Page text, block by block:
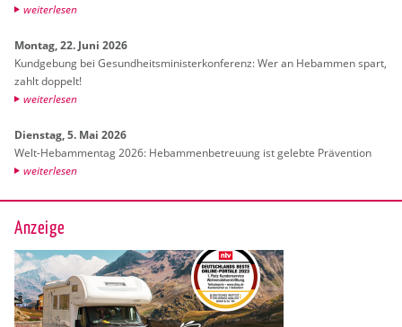
wei­ter­le­sen
Mon­tag, 22. Juni 2026
Kund­ge­bung bei Ge­sund­heits­mi­nis­ter­kon­fe­renz: Wer an Heb­am­men spart,
zahlt dop­pelt!
wei­ter­le­sen
Diens­tag, 5. Mai 2026
Welt-Heb­am­men­tag 2026: Heb­am­men­be­treu­ung ist ge­leb­te Prä­ven­ti­on
wei­ter­le­sen
Anzeige